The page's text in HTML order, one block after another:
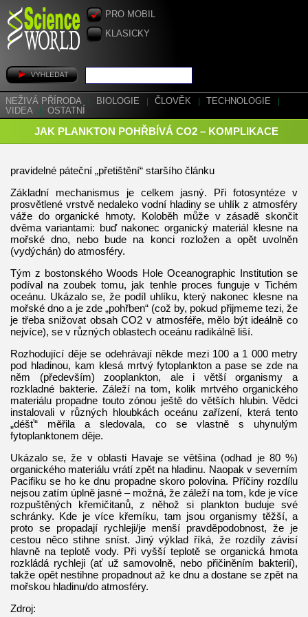
PRO MOBIL
KLASICKY
NEŽIVÁ PŘÍRODA BIOLOGIE ČLOVĚK TECHNOLOGIE
VIDEA
OSTATNÍ
JAK PLANKTON POHŘBÍVÁ CO2 – KOMPLIKACE
pravidelné páteční „přetištění“ staršího článku
Základní mechanismus je celkem jasný. Při fotosyntéze v
prosvětlené vrstvě nedaleko vodní hladiny se uhlík z atmosféry
váže do organické hmoty. Koloběh může v zásadě skončit
dvěma variantami: buď nakonec organický materiál klesne na
mořské dno, nebo bude na konci rozložen a opět uvolněn
(vydýchán) do atmosféry.
Tým z bostonského Woods Hole Oceanographic Institution se
podíval na zoubek tomu, jak tenhle proces funguje v Tichém
oceánu. Ukázalo se, že podíl uhlíku, který nakonec klesne na
mořské dno a je zde „pohřben“ (což by, pokud přijmeme tezi, že
je třeba snižovat obsah CO2 v atmosféře, mělo být ideálně co
nejvíce), se v různých oblastech oceánu radikálně liší.
Rozhodující děje se odehrávají někde mezi 100 a 1 000 metry
pod hladinou, kam klesá mrtvý fytoplankton a pase se zde na
něm (především) zooplankton, ale i větší organismy a
rozkladné bakterie. Záleží na tom, kolik mrtvého organického
materiálu propadne touto zónou ještě do větších hlubin. Vědci
instalovali v různých hloubkách oceánu zařízení, která tento
„déšť“ měřila a sledovala, co se vlastně s uhynulým
fytoplanktonem děje.
Ukázalo se, že v oblasti Havaje se většina (odhad je 80 %)
organického materiálu vrátí zpět na hladinu. Naopak v severním
Pacifiku se ho ke dnu propadne skoro polovina. Příčiny rozdílu
nejsou zatím úplně jasné – možná, že záleží na tom, kde je více
rozpuštěných křemičitanů, z něhož si plankton buduje své
schránky. Kde je více křemíku, tam jsou organismy těžší, a
proto se propadají rychleji/je menší pravděpodobnost, že je
cestou něco stihne sníst. Jiný výklad říká, že rozdíly závisí
hlavně na teplotě vody. Při vyšší teplotě se organická hmota
rozkládá rychleji (ať už samovolně, nebo přičiněním bakterií),
takže opět nestihne propadnout až ke dnu a dostane se zpět na
mořskou hladinu/do atmosféry.
Zdroj: